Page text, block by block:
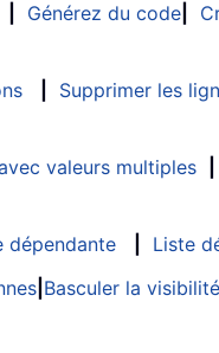
Générez du code
Supprimer les
valeurs multiples
dépendante Liste
Basculer la